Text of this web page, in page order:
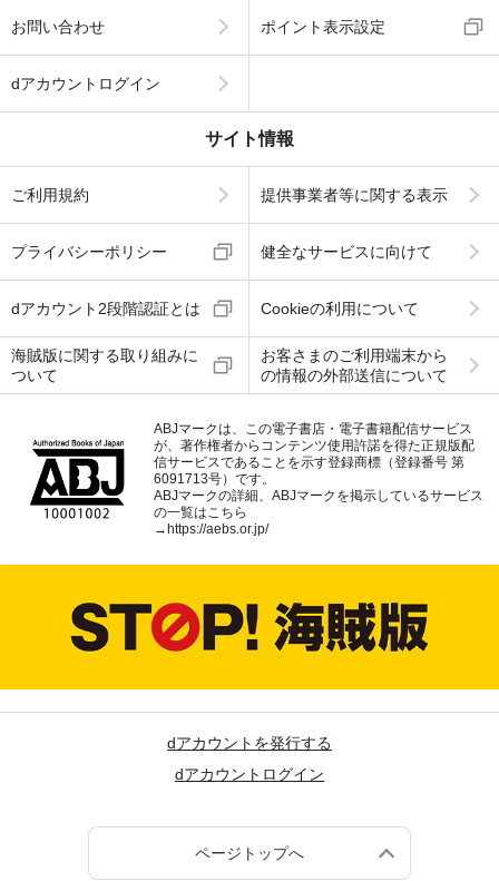
お問い合わせ ポイント表示設定
dアカウントログイン
サイト情報
ご利用規約 提供事業者等に関する表示
プライバシーポリシー 健全なサービスに向けて
dアカウント2段階認証とは Cookieの利用について
海賊版に関する取り組みに
ついて
お客さまのご利用端末から
の情報の外部送信について
ABJマークは、この電子書店・電子書籍配信サービス
が、著作権者からコンテンツ使用許諾を得た正規版配
信サービスであることを示す登録商標（登録番号 第
6091713号）です。
ABJマークの詳細、ABJマークを掲示しているサービス
の一覧はこちら
→ https://aebs.or.jp/
dアカウントを発行する
dアカウントログイン
ページトップへ